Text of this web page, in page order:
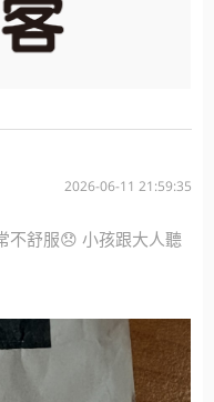
2026-06-11 21:59:35
不舒服😞 小孩跟大人聽